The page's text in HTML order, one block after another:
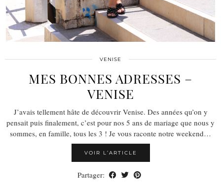
VENISE
MES BONNES ADRESSES –
VENISE
J’avais tellement hâte de découvrir Venise. Des années qu’on y
pensait puis finalement, c’est pour nos 5 ans de mariage que nous y
sommes, en famille, tous les 3 ! Je vous raconte notre weekend…
VOIR L’ARTICLE
Partager: